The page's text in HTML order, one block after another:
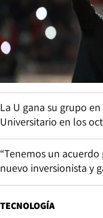
La U gana su grupo
Universitario en los
“Tenemos un
nuevo inversionista y
TECNOLOGÍA